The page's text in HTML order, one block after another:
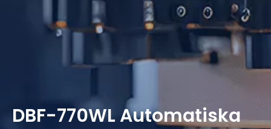
DBF-770WL Automatiska